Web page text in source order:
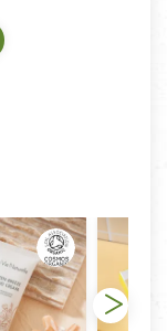
期商品」情
.
賞期(含例假
汙損(除商品